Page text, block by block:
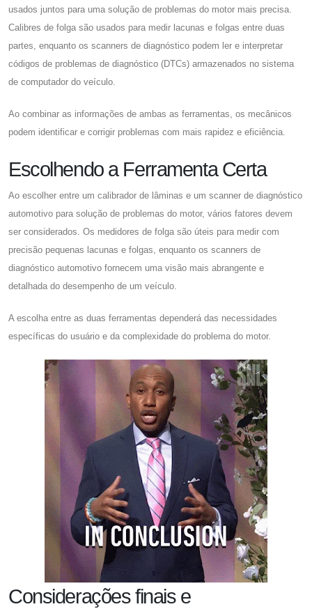
usados ​​juntos para uma solução de problemas do motor mais precisa.
Calibres de folga são usados ​​para medir lacunas e folgas entre duas
partes, enquanto os scanners de diagnóstico podem ler e interpretar
códigos de problemas de diagnóstico (DTCs) armazenados no sistema
de computador do veículo.
Ao combinar as informações de ambas as ferramentas, os mecânicos
podem identificar e corrigir problemas com mais rapidez e eficiência.
Escolhendo a Ferramenta Certa
Ao escolher entre um calibrador de lâminas e um scanner de diagnóstico
automotivo para solução de problemas do motor, vários fatores devem
ser considerados. Os medidores de folga são úteis para medir com
precisão pequenas lacunas e folgas, enquanto os scanners de
diagnóstico automotivo fornecem uma visão mais abrangente e
detalhada do desempenho de um veículo.
A escolha entre as duas ferramentas dependerá das necessidades
específicas do usuário e da complexidade do problema do motor.
Considerações finais e